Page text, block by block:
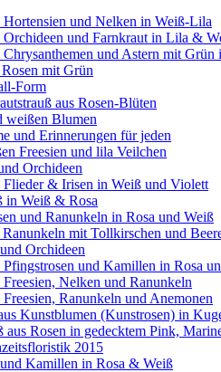
Hortensien und Nelken in Weiß-Lila
Orchideen und Farnkraut in Lila &
Chrysanthemen und Astern mit
mit Grün
Form
aus Rosen-Blüten
weißen Blumen
und Erinnerungen für jeden
Freesien und lila Veilchen
Orchideen
Flieder & Irisen in Weiß und Violett
in Weiß & Rosa
und Ranunkeln in Rosa und Weiß
mit Tollkirschen und
Orchideen
Pfingstrosen und Kamillen in Rosa
Nelken und Ranunkeln
Ranunkeln und Anemonen
Kunstblumen (Kunstrosen) in
aus Rosen in gedecktem Pink,
2015
Kamillen in Rosa & Weiß